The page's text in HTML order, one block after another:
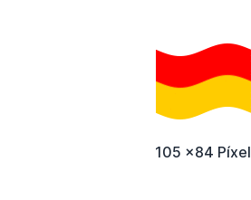
105 x84 Píxel